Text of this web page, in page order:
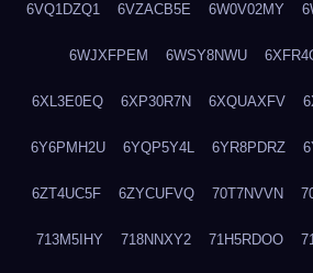
6VQ1DZQ1 6VZACB5E 6W0V02MY
6WJXFPEM 6WSY8NWU
6XL3E0EQ 6XP30R7N 6XQUAXFV
6Y6PMH2U 6YQP5Y4L 6YR8PDRZ
6ZT4UC5F 6ZYCUFVQ 70T7NVVN
713M5IHY 718NNXY2 71H5RDOO